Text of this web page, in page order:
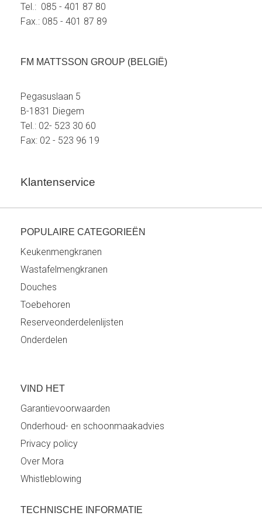
Tel.: 085 - 401 87 80
Fax.: 085 - 401 87 89
FM MATTSSON GROUP (BELGIË)
Pegasuslaan 5
B-1831 Diegem
Tel.: 02- 523 30 60
Fax: 02 - 523 96 19
Klantenservice
POPULAIRE CATEGORIEËN
Keukenmengkranen
Wastafelmengkranen
Douches
Toebehoren
Reserveonderdelenlijsten
Onderdelen
VIND HET
Garantievoorwaarden
Onderhoud- en schoonmaakadvies
Privacy policy
Over Mora
Whistleblowing
TECHNISCHE INFORMATIE